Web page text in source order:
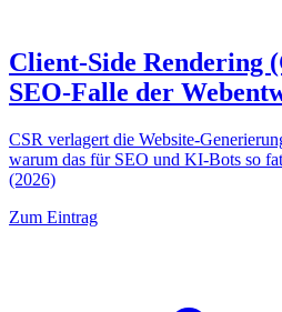
Client-Side Rendering
SEO-Falle der
CSR verlagert die Website-
warum das für SEO und KI-Bots so
(2026)
Zum Eintrag